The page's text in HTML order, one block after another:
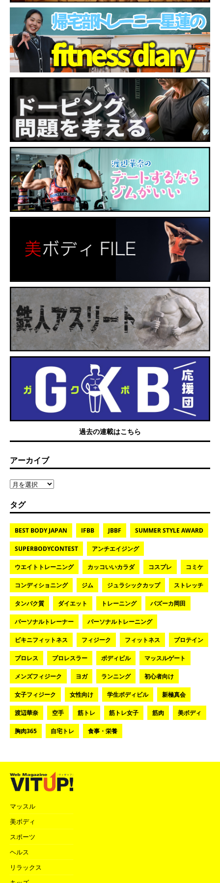
過去の連載はこちら
アーカイブ
タグ
BEST BODY JAPAN IFBB JBBF SUMMER STYLE AWARD
SUPERBODYCONTEST アンチエイジング
ウエイトトレーニング カッコいいカラダ コスプレ コミケ
コンディショニング ジム ジュラシックカップ ストレッチ
タンパク質 ダイエット トレーニング バズーカ岡田
パーソナルトレーナー パーソナルトレーニング
ビキニフィットネス フィジーク フィットネス プロテイン
プロレス プロレスラー ボディビル マッスルゲート
メンズフィジーク ヨガ ランニング 初心者向け
女子フィジーク 女性向け 学生ボディビル 新極真会
渡辺華奈 空手 筋トレ 筋トレ女子 筋肉 美ボディ
胸肉365 自宅トレ 食事・栄養
マッスル
美ボディ
スポーツ
ヘルス
リラックス